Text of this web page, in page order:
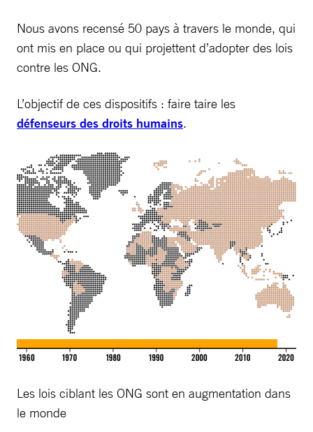
Nous avons recensé 50 pays à travers le monde, qui
ont mis en place ou qui projettent d’adopter des lois
contre les ONG.
L’objectif de ces dispositifs : faire taire les
défenseurs des droits humains.
Les lois ciblant les ONG sont en augmentation dans
le monde